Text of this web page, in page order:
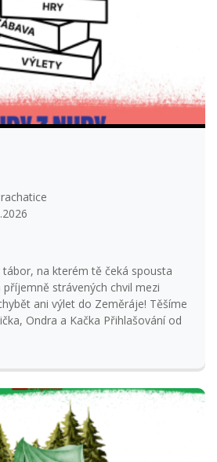
tábor, na kterém tě čeká spousta
strávených chvil mezi
ani výlet do Zeměráje! Těšíme
Ondra a Kačka Přihlašování od